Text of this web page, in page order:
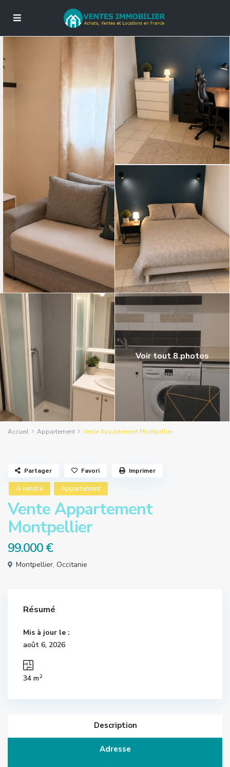
Voir tout 8 photos
Accueil Appartement Vente Appartement Montpellier
A vendre Appartement
Vente Appartement
Montpellier
99.000 €
Montpellier, Occitanie
Partager Favori Imprimer
Résumé
Mis à jour le :
août 6, 2026
34 m2
Description
Adresse